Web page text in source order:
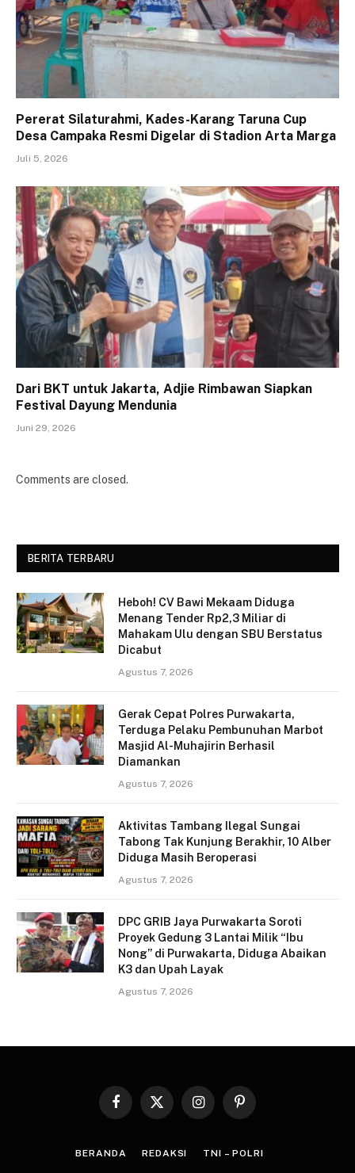
Pererat Silaturahmi, Kades-Karang Taruna Cup
Desa Campaka Resmi Digelar di Stadion Arta Marga
Juli 5, 2026
Dari BKT untuk Jakarta, Adjie Rimbawan Siapkan
Festival Dayung Mendunia
Juni 29, 2026
Comments are closed.
BERITA TERBARU
Heboh! CV Bawi Mekaam Diduga
Menang Tender Rp2,3 Miliar di
Mahakam Ulu dengan SBU Berstatus
Dicabut
Agustus 7, 2026
Gerak Cepat Polres Purwakarta,
Terduga Pelaku Pembunuhan Marbot
Masjid Al-Muhajirin Berhasil
Diamankan
Agustus 7, 2026
Aktivitas Tambang Ilegal Sungai
Tabong Tak Kunjung Berakhir, 10 Alber
Diduga Masih Beroperasi
Agustus 7, 2026
DPC GRIB Jaya Purwakarta Soroti
Proyek Gedung 3 Lantai Milik “Ibu
Nong” di Purwakarta, Diduga Abaikan
K3 dan Upah Layak
Agustus 7, 2026
Facebook
X
InstagramPinterest
BERANDA REDAKSI TNI – POLRI